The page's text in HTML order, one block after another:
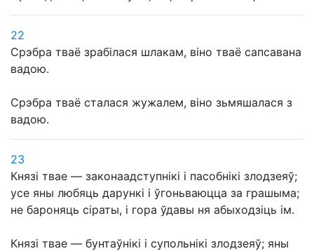
22
Срэбра тваё зрабілася шлакам, віно тваё сапсавана
вадою.
Срэбра тваё сталася жужалем, віно зьмяшалася з
вадою.
23
Князі твае — законаадступнікі і пасобнікі злодзеяў;
усе яны любяць дарункі і ўгоньваюцца за грашыма;
не бароняць сіраты, і гора ўдавы ня абыходзіць ім.
Князі твае — бунтаўнікі і супольнікі злодзеяў; яны